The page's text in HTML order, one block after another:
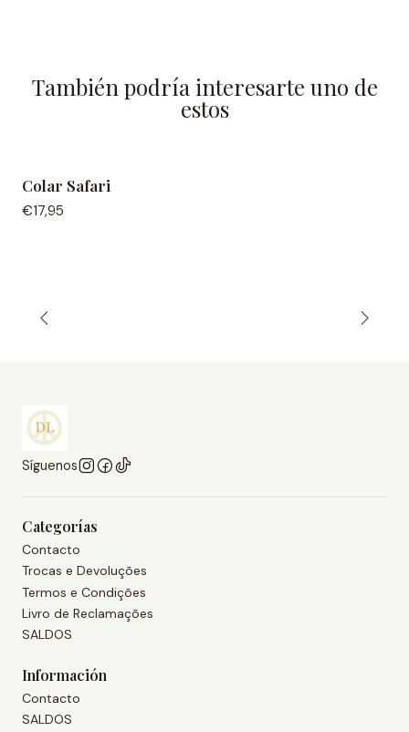
También podría interesarte uno de
estos
Colar Safari
€17,95
Síguenos
Categorías
Contacto
Trocas e Devoluções
Termos e Condições
Livro de Reclamações
SALDOS
Información
Contacto
SALDOS